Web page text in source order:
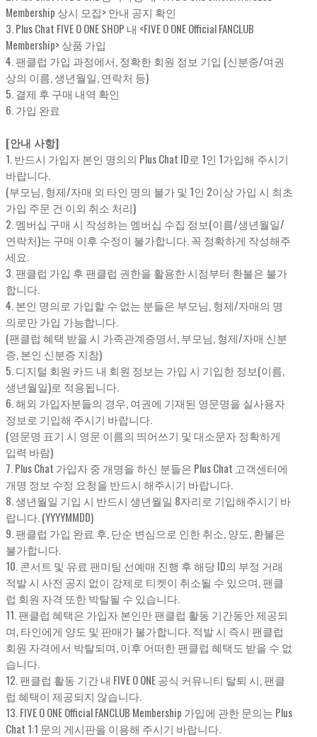
Membership 상시 모집> 안내 공지 확인
3. Plus Chat FIVE O ONE SHOP 내 <FIVE O ONE Official FANCLUB
Membership> 상품 가입
4. 팬클럽 가입 과정에서, 정확한 회원 정보 기입 (신분증/여권
상의 이름, 생년월일, 연락처 등)
5. 결제 후 구매 내역 확인
6. 가입 완료
[안내 사항]
1. 반드시 가입자 본인 명의의 Plus Chat ID로 1인 1가입해 주시기
바랍니다.
(부모님, 형제/자매 외 타인 명의 불가 및 1인 2이상 가입 시 최초
가입 주문 건 이외 취소 처리)
2. 멤버십 구매 시 작성하는 멤버십 수집 정보(이름/생년월일/
연락처)는 구매 이후 수정이 불가합니다. 꼭 정확하게 작성해주
세요.
3. 팬클럽 가입 후 팬클럽 권한을 활용한 시점부터 환불은 불가
합니다.
4. 본인 명의로 가입할 수 없는 분들은 부모님, 형제/자매의 명
의로만 가입 가능합니다.
(팬클럽 혜택 받을 시 가족관계증명서, 부모님, 형제/자매 신분
증, 본인 신분증 지참)
5. 디지털 회원 카드 내 회원 정보는 가입 시 기입한 정보(이름,
생년월일)로 적용됩니다.
6. 해외 가입자분들의 경우, 여권에 기재된 영문명을 실사용자
정보로 기입해 주시기 바랍니다.
(영문명 표기 시 영문 이름의 띄어쓰기 및 대소문자 정확하게
입력 바람)
7. Plus Chat 가입자 중 개명을 하신 분들은 Plus Chat 고객센터에
개명 정보 수정 요청을 반드시 해주시기 바랍니다.
8. 생년월일 기입 시 반드시 생년월일 8자리로 기입해주시기 바
랍니다. (YYYYMMDD)
9. 팬클럽 가입 완료 후, 단순 변심으로 인한 취소, 양도, 환불은
불가합니다.
10. 콘서트 및 유료 팬미팅 선예매 진행 후 해당 ID의 부정 거래
적발 시 사전 공지 없이 강제로 티켓이 취소될 수 있으며, 팬클
럽 회원 자격 또한 박탈될 수 있습니다.
11. 팬클럽 혜택은 가입자 본인만 팬클럽 활동 기간동안 제공되
며, 타인에게 양도 및 판매가 불가합니다. 적발 시 즉시 팬클럽
회원 자격에서 박탈되며, 이후 어떠한 팬클럽 혜택도 받을 수 없
습니다.
12. 팬클럽 활동 기간 내 FIVE O ONE 공식 커뮤니티 탈퇴 시, 팬클
럽 혜택이 제공되지 않습니다.
13. FIVE O ONE Official FANCLUB Membership 가입에 관한 문의는 Plus
Chat 1:1 문의 게시판을 이용해 주시기 바랍니다.